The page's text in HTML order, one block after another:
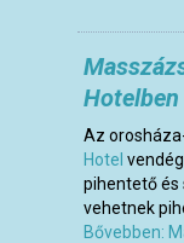
Hotelben
Az
Hotel
pihentető és
vehetnek
Bővebben: